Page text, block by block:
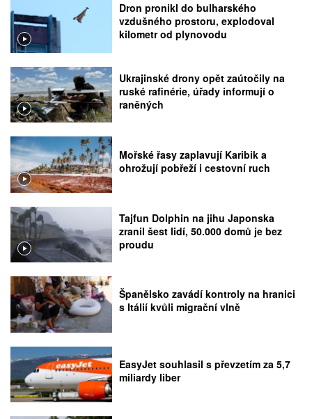
Dron pronikl do bulharského
vzdušného prostoru, explodoval
kilometr od plynovodu
Ukrajinské drony opět zaútočily na
ruské rafinérie, úřady informují o
raněných
Mořské řasy zaplavují Karibik a
ohrožují pobřeží i cestovní ruch
Tajfun Dolphin na jihu Japonska
zranil šest lidí, 50.000 domů je bez
proudu
Španělsko zavádí kontroly na hranici
s Itálií kvůli migrační vlně
EasyJet souhlasil s převzetím za 5,7
miliardy liber